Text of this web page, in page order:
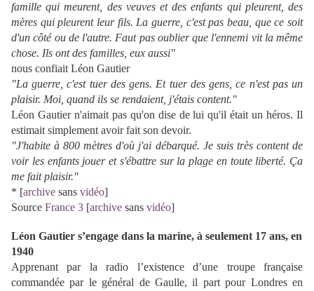
famille qui meurent, des veuves et des enfants qui pleurent, des
mères qui pleurent leur fils. La guerre, c'est pas beau, que ce soit
d'un côté ou de l'autre. Faut pas oublier que l'ennemi vit la même
chose. Ils ont des familles, eux aussi"
nous confiait Léon Gautier
"La guerre, c'est tuer des gens. Et tuer des gens, ce n'est pas un
plaisir. Moi, quand ils se rendaient, j'étais content."
Léon Gautier n'aimait pas qu'on dise de lui qu'il était un héros. Il
estimait simplement avoir fait son devoir.
"J'habite à 800 mètres d'où j'ai débarqué. Je suis très content de
voir les enfants jouer et s'ébattre sur la plage en toute liberté. Ça
me fait plaisir."
* [archive sans vidéo]
Source France 3 [archive sans vidéo]
Léon Gautier s’engage dans la marine, à seulement 17 ans, en
1940
Apprenant par la radio l’existence d’une troupe française
commandée par le général de Gaulle, il part pour Londres en